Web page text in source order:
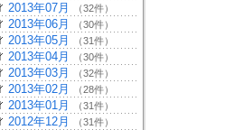
2013年07月 （32件）
2013年06月 （30件）
2013年05月 （31件）
2013年04月 （30件）
2013年03月 （32件）
2013年02月 （28件）
2013年01月 （31件）
2012年12月 （31件）